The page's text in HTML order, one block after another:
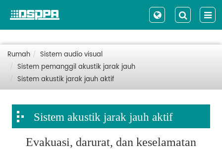
Rumah
Sistem audio visual
Sistem pemanggil akustik jarak jauh
Sistem akustik jarak jauh aktif
Sistem akustik jarak jauh aktif
Evakuasi, darurat, dan keselamatan